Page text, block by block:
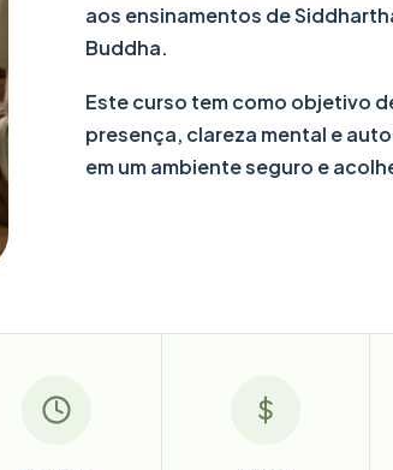
aos ensinamentos de
Buddha.
Este curso tem como objetivo
presença, clareza mental e
em um ambiente seguro e